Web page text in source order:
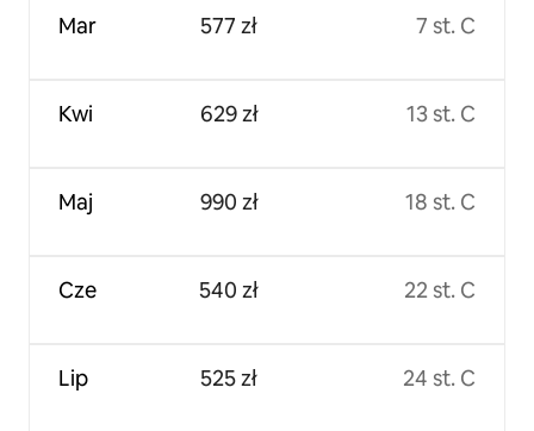
Mar
Kwi
Maj
Cze
Lip
577 zł
629 zł
990 zł
540 zł
525 zł
7 st. C
13 st. C
18 st. C
22 st. C
24 st. C